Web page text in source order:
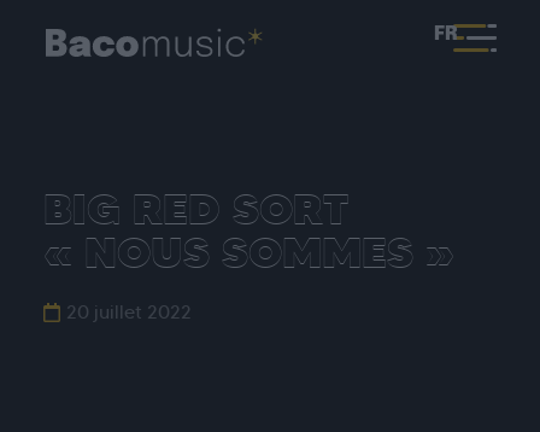
FR
BIG RED SORT
« NOUS SOMMES »
20 juillet 2022